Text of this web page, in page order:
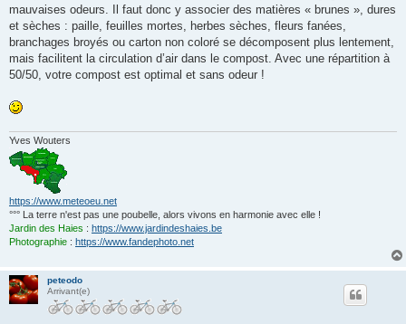
mauvaises odeurs. Il faut donc y associer des matières « brunes », dures
et sèches : paille, feuilles mortes, herbes sèches, fleurs fanées,
branchages broyés ou carton non coloré se décomposent plus lentement,
mais facilitent la circulation d’air dans le compost. Avec une répartition à
50/50, votre compost est optimal et sans odeur !
Yves Wouters
https://www.meteoeu.net
°°° La terre n'est pas une poubelle, alors vivons en harmonie avec elle !
Jardin des Haies : https://www.jardindeshaies.be
Photographie : https://www.fandephoto.net
peteodo
Arrivant(e)